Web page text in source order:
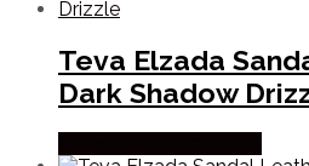
Teva Elzada
Dark Shadow